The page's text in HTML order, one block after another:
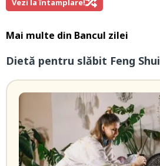
Vezi la întamplare!
Mai multe din Bancul zilei
Dietă pentru slăbit Feng Shui